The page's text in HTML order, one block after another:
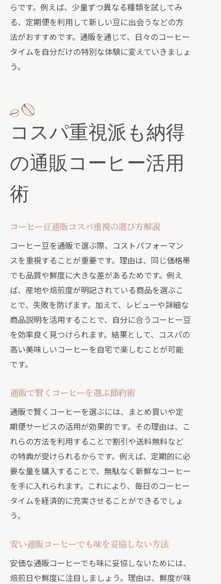
らです。例えば、少量ずつ異なる種類を試してみ
る、定期便を利用して新しい豆に出会うなどの方
法がおすすめです。通販を通じて、日々のコーヒー
タイムを自分だけの特別な体験に変えていきましょ
う。
コスパ重視派も納得
の通販コーヒー活用
術
コーヒー豆通販コスパ重視の選び方解説
コーヒー豆を通販で選ぶ際、コストパフォーマン
スを重視することが重要です。理由は、同じ価格帯
でも品質や鮮度に大きな差があるためです。例え
ば、産地や焙煎度が明記されている商品を選ぶこ
とで、失敗を防げます。加えて、レビューや詳細な
商品説明を活用することで、自分に合うコーヒー豆
を効率良く見つけられます。結果として、コスパの
高い美味しいコーヒーを自宅で楽しむことが可能
です。
通販で賢くコーヒーを選ぶ節約術
通販で賢くコーヒーを選ぶには、まとめ買いや定
期便サービスの活用が効果的です。その理由は、こ
れらの方法を利用することで割引や送料無料など
の特典が受けられるからです。例えば、定期的に必
要な量を購入することで、無駄なく新鮮なコーヒー
を手に入れられます。これにより、毎日のコーヒー
タイムを経済的に充実させることができるでしょ
う。
安い通販コーヒーでも味を妥協しない方法
安価な通販コーヒーでも味に妥協しないためには、
焙煎日や鮮度に注目しましょう。理由は、鮮度が味